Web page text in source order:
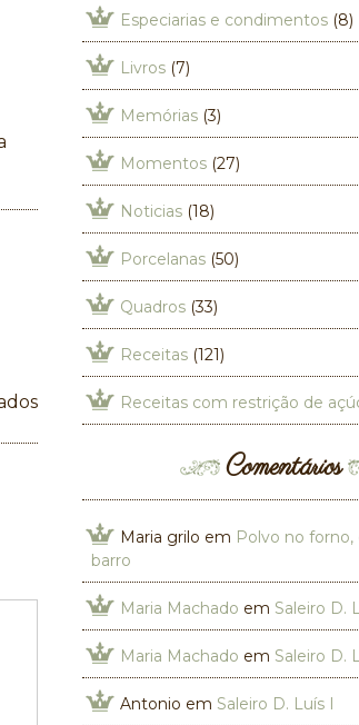
Especiarias e condimentos (8)
Livros (7)
Memórias (3)
Momentos (27)
Noticias (18)
Porcelanas (50)
Quadros (33)
Receitas (121)
Receitas com restrição de
Comentários
Maria grilo em Polvo no
barro
Maria Machado em Saleiro D.
Maria Machado em Saleiro D.
Antonio em Saleiro D. Luís I